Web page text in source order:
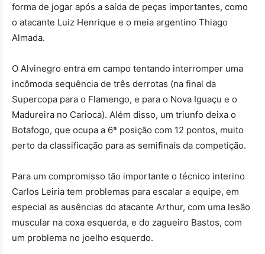
forma de jogar após a saída de peças importantes, como
o atacante Luiz Henrique e o meia argentino Thiago
Almada.
O Alvinegro entra em campo tentando interromper uma
incômoda sequência de três derrotas (na final da
Supercopa para o Flamengo, e para o Nova Iguaçu e o
Madureira no Carioca). Além disso, um triunfo deixa o
Botafogo, que ocupa a 6ª posição com 12 pontos, muito
perto da classificação para as semifinais da competição.
Para um compromisso tão importante o técnico interino
Carlos Leiria tem problemas para escalar a equipe, em
especial as ausências do atacante Arthur, com uma lesão
muscular na coxa esquerda, e do zagueiro Bastos, com
um problema no joelho esquerdo.